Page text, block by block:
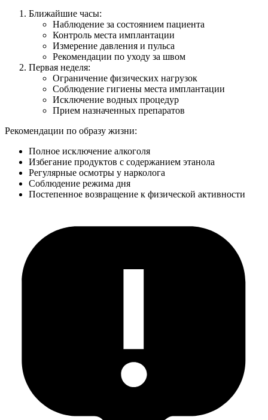
Ближайшие часы:
Наблюдение за состоянием пациента
Контроль места имплантации
Измерение давления и пульса
Рекомендации по уходу за швом
Первая неделя:
Ограничение физических нагрузок
Соблюдение гигиены места имплантации
Исключение водных процедур
Прием назначенных препаратов
Рекомендации по образу жизни:
Полное исключение алкоголя
Избегание продуктов с содержанием этанола
Регулярные осмотры у нарколога
Соблюдение режима дня
Постепенное возвращение к физической активности